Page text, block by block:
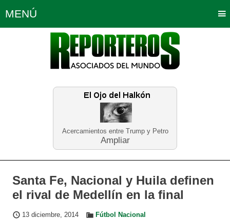
Acercamientos entre Trump y Petro
Ampliar
MENÚ
Política Opinión Bogotá
Planeta Tierra Deportes
Educación Neira
Santa Fe, Nacional y Huila definen
el rival de Medellín en la final
13 diciembre, 2014 Fútbol Nacional